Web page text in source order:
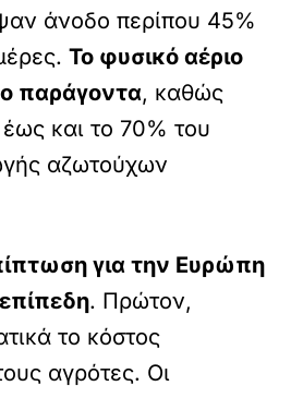
άνοδο περίπου 45%
Το φυσικό αέριο
παράγοντα, καθώς
και το 70% του
αζωτούχων
για την Ευρώπη
. Πρώτον,
το κόστος
αγρότες. Οι